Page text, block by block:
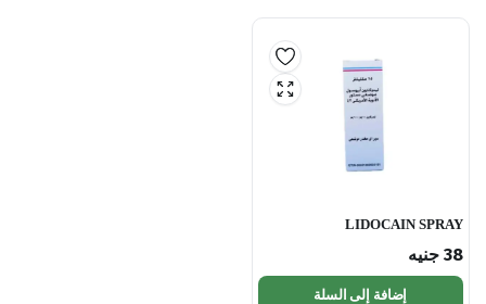
LIDOCAIN SPRAY
38 جنيه
إضافة إلى السلة